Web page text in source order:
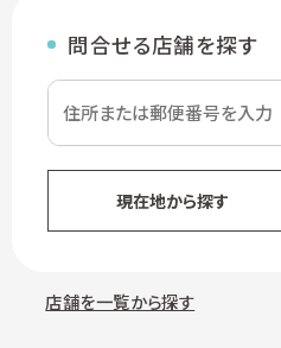
問合せる店舗を探す
現在地から探す
店舗を一覧から探す